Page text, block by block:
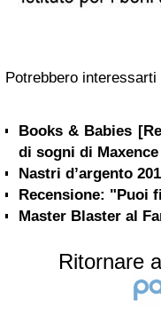
Potrebbero interessarti
Books & Babies
di sogni di
Nastri d’argento
Recensione: "Puoi
Master Blaster al
Ritornare